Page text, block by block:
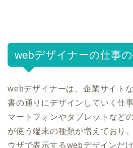
webデザイナーの仕事
webデザイナーは、企業サイト
書の通りにデザインしていく仕
マートフォンやタブレットなど
が使う端末の種類が増えており
ウザで表示するwebデザインだ